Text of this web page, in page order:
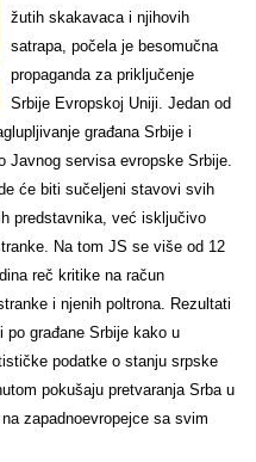
žutih skakavaca i njihovih
satrapa, počela je besomučna
propaganda za priključenje
Srbije Evropskoj Uniji. Jedan od
građana Srbije i
Javnog servisa evropske Srbije.
će biti sučeljeni stavovi svih
predstavnika, već isključivo
Na tom JS se više od 12
reč kritike na račun
i njenih poltrona. Rezultati
po građane Srbije kako u
podatke o stanju srpske
pokušaju pretvaranja Srba u
zapadnoevropejce sa svim